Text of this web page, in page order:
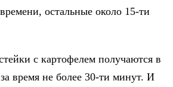
остальные около 15-ти
с картофелем получаются в
время не более 30-ти минут. И